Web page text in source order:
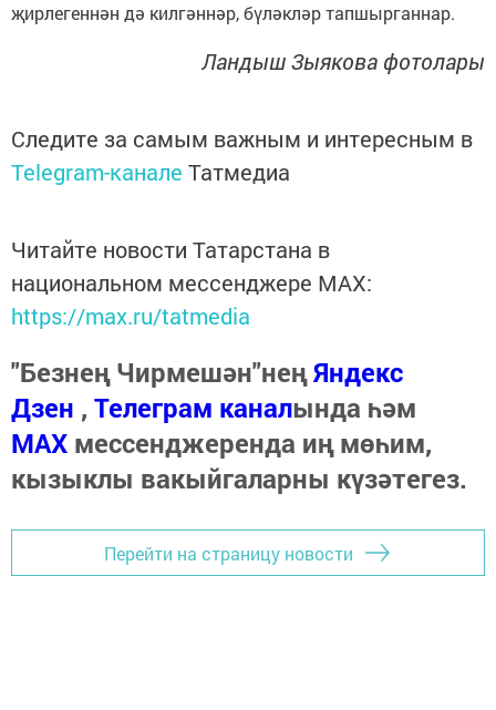
җирлегеннән дә килгәннәр, бүләкләр тапшырганнар.
Ландыш Зыякова фотолары
Следите за самым важным и интересным в
Telegram-канале Татмедиа
Читайте новости Татарстана в
национальном мессенджере MАХ:
https://max.ru/tatmedia
"Безнең Чирмешән"неңЯндекс
Дзен , Телеграм каналында һәм
МАХ мессенджеренда иң мөһим,
кызыклы вакыйгаларны күзәтегез.
Перейти на страницу новости